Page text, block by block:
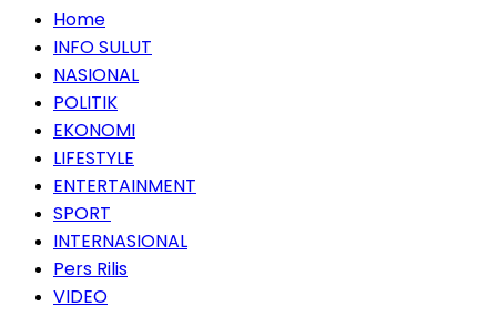
Home
INFO SULUT
NASIONAL
POLITIK
EKONOMI
LIFESTYLE
ENTERTAINMENT
SPORT
INTERNASIONAL
Pers Rilis
VIDEO